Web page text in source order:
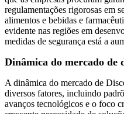
regulamentações rigorosas em
alimentos e bebidas e
evidente nas regiões em
medidas de segurança está a
Dinâmica do mercado de
A dinâmica do mercado de
diversos fatores, incluindo
avanços tecnológicos e o foco